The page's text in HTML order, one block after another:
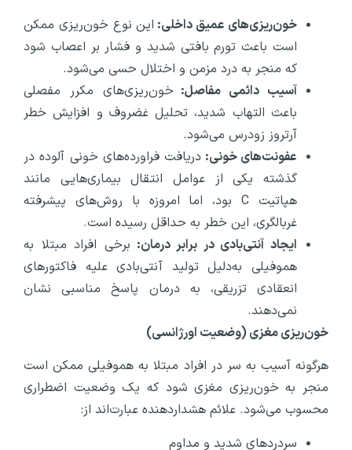
خون‌ریزی‌های عمیق داخلی: این نوع خون‌ریزی ممکن
است باعث تورم بافتی شدید و فشار بر اعصاب شود
که منجر به درد مزمن و اختلال حسی می‌شود.
آسیب دائمی مفاصل: خون‌ریزی‌های مکرر مفصلی
باعث التهاب شدید، تحلیل غضروف و افزایش خطر
آرتروز زودرس می‌شود.
عفونت‌های خونی: دریافت فراورده‌های خونی آلوده در
گذشته یکی از عوامل انتقال بیماری‌هایی مانند
هپاتیت C بود، اما امروزه با روش‌های پیشرفته
غربالگری، این خطر به حداقل رسیده است.
ایجاد آنتی‌بادی در برابر درمان: برخی افراد مبتلا به
هموفیلی به‌دلیل تولید آنتی‌بادی علیه فاکتورهای
انعقادی تزریقی، به درمان پاسخ مناسبی نشان
نمی‌دهند.
خون‌ریزی مغزی (وضعیت اورژانسی)
هرگونه آسیب به سر در افراد مبتلا به هموفیلی ممکن است
منجر به خون‌ریزی مغزی شود که یک وضعیت اضطراری
محسوب می‌شود. علائم هشداردهنده عبارت‌اند از:
سردردهای شدید و مداوم